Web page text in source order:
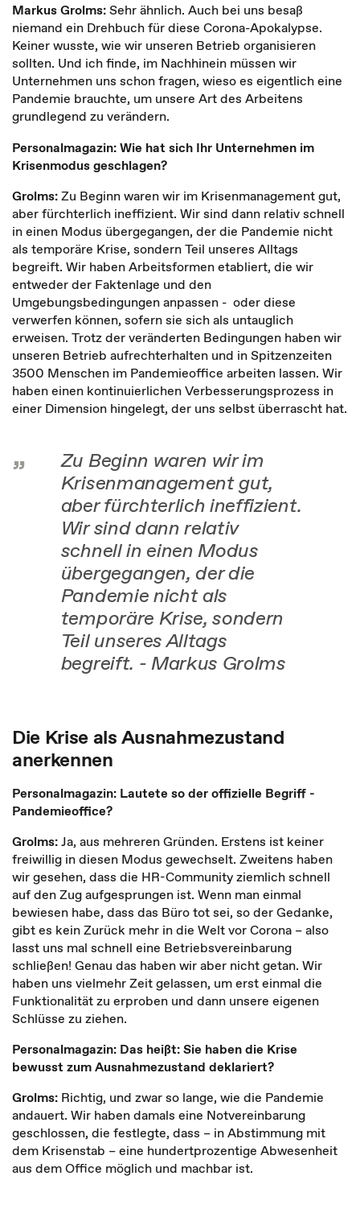
Markus Grolms:Sehr ähnlich. Auch bei uns besaß
niemand ein Drehbuch für diese Corona-Apokalypse.
Keiner wusste, wie wir unseren Betrieb organisieren
sollten. Und ich finde, im Nachhinein müssen wir
Unternehmen uns schon fragen, wieso es eigentlich eine
Pandemie brauchte, um unsere Art des Arbeitens
grundlegend zu verändern.
Personalmagazin: Wie hat sich Ihr Unternehmen im
Krisenmodus geschlagen?
Grolms:Zu Beginn waren wir im Krisenmanagement gut,
aber fürchterlich ineffizient. Wir sind dann relativ schnell
in einen Modus übergegangen, der die Pandemie nicht
als temporäre Krise, sondern Teil unseres Alltags
begreift. Wir haben Arbeitsformen etabliert, die wir
entweder der Faktenlage und den
Umgebungsbedingungen anpassen - oder diese
verwerfen können, sofern sie sich als untauglich
erweisen. Trotz der veränderten Bedingungen haben wir
unseren Betrieb aufrechterhalten und in Spitzenzeiten
3500 Menschen im Pandemieoffice arbeiten lassen. Wir
haben einen kontinuierlichen Verbesserungsprozess in
einer Dimension hingelegt, der uns selbst überrascht hat.
Zu Beginn waren wir im
Krisenmanagement gut,
aber fürchterlich ineffizient.
Wir sind dann relativ
schnell in einen Modus
übergegangen, der die
Pandemie nicht als
temporäre Krise, sondern
Teil unseres Alltags
begreift. - Markus Grolms
Die Krise als Ausnahmezustand
anerkennen
Personalmagazin: Lautete so der offizielle Begriff -
Pandemieoffice?
Grolms:Ja, aus mehreren Gründen. Erstens ist keiner
freiwillig in diesen Modus gewechselt. Zweitens haben
wir gesehen, dass die HR-Community ziemlich schnell
auf den Zug aufgesprungen ist. Wenn man einmal
bewiesen habe, dass das Büro tot sei, so der Gedanke,
gibt es kein Zurück mehr in die Welt vor Corona – also
lasst uns mal schnell eine Betriebsvereinbarung
schließen! Genau das haben wir aber nicht getan. Wir
haben uns vielmehr Zeit gelassen, um erst einmal die
Funktionalität zu erproben und dann unsere eigenen
Schlüsse zu ziehen.
Personalmagazin: Das heißt: Sie haben die Krise
bewusst zum Ausnahmezustand deklariert?
Grolms: Richtig, und zwar so lange, wie die Pandemie
andauert. Wir haben damals eine Notvereinbarung
geschlossen, die festlegte, dass – in Abstimmung mit
dem Krisenstab – eine hundertprozentige Abwesenheit
aus dem Office möglich und machbar ist.